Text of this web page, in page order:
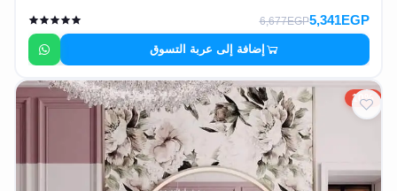
أدوات
نظافة
5,341EGP
6,677EGP
إضافة إلى عربة التسوق
10%